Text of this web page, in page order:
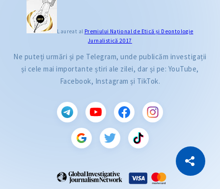
Copiază Link
Laureat al Premiului Naţional de Etică și Deontologie
Jurnalistică 2017
Ne puteți urmări și pe Telegram, unde publicăm investigații
și cele mai importante știri ale zilei, dar și pe: YouTube,
Facebook, Instagram și TikTok.